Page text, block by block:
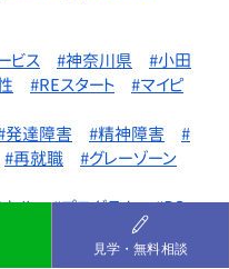
ビス #神奈川県
#小田
#REスタート
#マイピ
発達障害 #精神障害
#
#再就職
#グレーゾーン
キル #プログラム
#PC
行支援事業所
ら
見学・無料相談